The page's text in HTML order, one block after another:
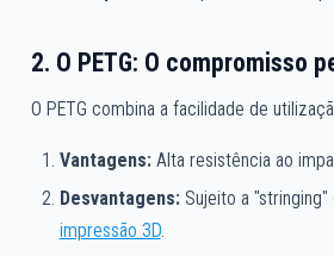
2. O PETG: O compromisso
O PETG combina a facilidade de
Vantagens:Alta resistência ao
Desvantagens:Sujeito a "stringing"
impressão 3D.